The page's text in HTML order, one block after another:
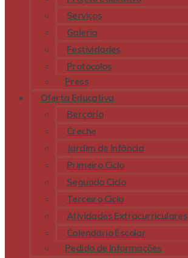
Serviços
Galeria
Festividades
Protocolos
Press
Oferta Educativa
Berçário
Creche
Jardim de Infância
Primeiro Ciclo
Segundo Ciclo
Terceiro Ciclo
Atividades Extracurriculares
Calendário Escolar
Pedido de Informações